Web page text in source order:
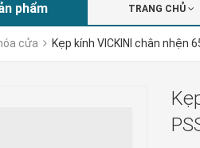
phẩm TRANG CHỦ
cửa Kẹp kính VICKINI chân nhện